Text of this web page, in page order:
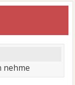
nehme